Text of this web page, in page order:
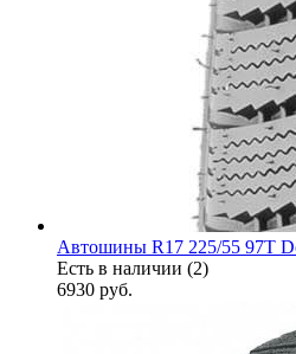
Автошины R17 225/55 97T
Есть в наличии (2)
6930 руб.